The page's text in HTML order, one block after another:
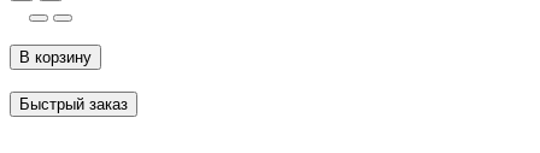
В корзину
Быстрый заказ